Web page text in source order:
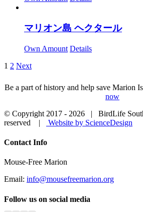
マリオン島 ヘクタール
Own Amount Details
1 2 Next
Be a part of history and help save Marion
now
© Copyright 2017 - 2026 | BirdLife
reserved |
Website by ScienceDesign
Close
Bar
Contact Info
Mouse-Free Marion
Email: info@mousefreemarion.org
Follow us on social media